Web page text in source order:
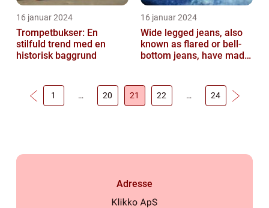
16 januar 2024
Trompetbukser: En
stilfuld trend med en
historisk baggrund
16 januar 2024
Wide legged jeans, also
known as flared or bell-
bottom jeans, have made
1 … 20 21 22 … 24
Adresse